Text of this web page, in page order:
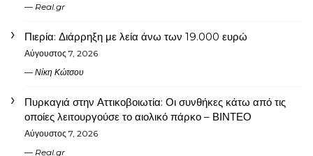
Real.gr
Πιερία: Διάρρηξη με λεία άνω των 19.000 ευρώ
Αύγουστος 7, 2026
Νίκη Κώτσου
Πυρκαγιά στην Αττικοβοιωτία: Οι συνθήκες κάτω από τις
οποίες λειτουργούσε το αιολικό πάρκο – ΒΙΝΤΕΟ
Αύγουστος 7, 2026
Real.gr